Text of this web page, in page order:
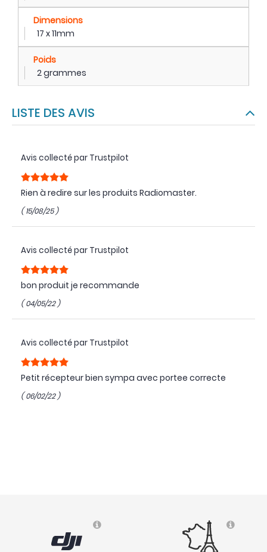
Dimensions
17 x 11mm
Poids
2 grammes
LISTE DES AVIS
Avis collecté par Trustpilot
Rien à redire sur les produits Radiomaster.
( 15/08/25 )
Avis collecté par Trustpilot
bon produit je recommande
( 04/05/22 )
Avis collecté par Trustpilot
Petit récepteur bien sympa avec portee correcte
( 06/02/22 )